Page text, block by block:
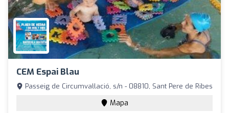
CEM Espai Blau
Passeig de Circumvaŀlació, s/n - 08810, Sant Pere de Ribes
Mapa